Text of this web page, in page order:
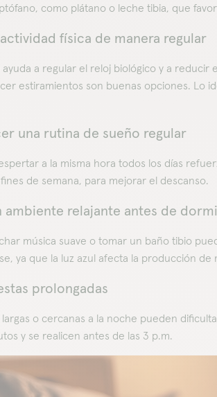
como plátano o leche tibia, que
física de manera regular
ayuda a regular el reloj biológico y a reducir
estiramientos son buenas opciones. Lo
una rutina de sueño regular
a la misma hora todos los días
de semana, para mejorar el descanso.
ambiente relajante antes de
música suave o tomar un baño tibio
ya que la luz azul afecta la producción de
prolongadas
largas o cercanas a la noche pueden
y se realicen antes de las 3 p.m.